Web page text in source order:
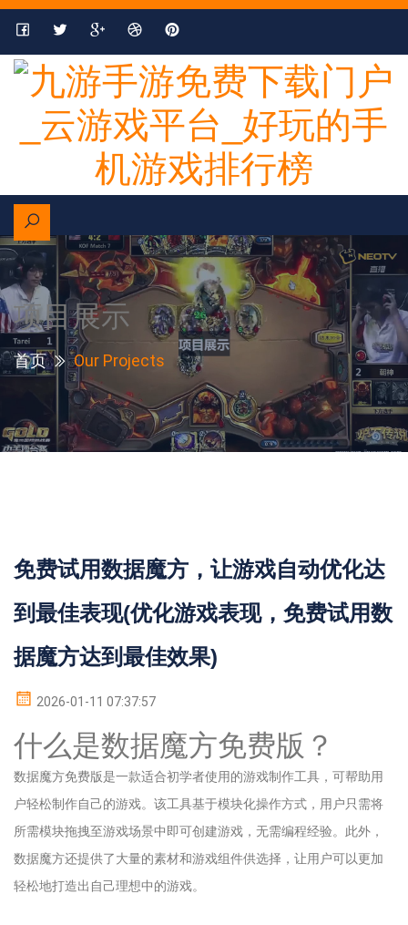
项目展示
首页 Our Projects
免费试用数据魔方，让游戏自动优化达
到最佳表现(优化游戏表现，免费试用数
据魔方达到最佳效果)
2026-01-11 07:37:57
什么是数据魔方免费版？
数据魔方免费版是一款适合初学者使用的游戏制作工具，可帮助用
户轻松制作自己的游戏。该工具基于模块化操作方式，用户只需将
所需模块拖拽至游戏场景中即可创建游戏，无需编程经验。此外，
数据魔方还提供了大量的素材和游戏组件供选择，让用户可以更加
轻松地打造出自己理想中的游戏。